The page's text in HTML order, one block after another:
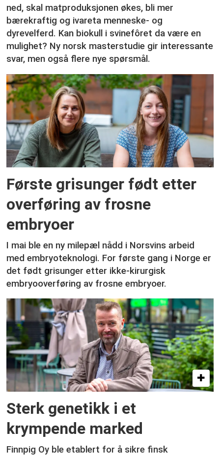
ned, skal matproduksjonen økes, bli mer
bærekraftig og ivareta menneske- og
dyrevelferd. Kan biokull i svinefôret da være en
mulighet? Ny norsk masterstudie gir interessante
svar, men også flere nye spørsmål.
Første grisunger født etter
overføring av frosne
embryoer
I mai ble en ny milepæl nådd i Norsvins arbeid
med embryoteknologi. For første gang i Norge er
det født grisunger etter ikke-kirurgisk
embryooverføring av frosne embryoer.
Sterk genetikk i et
krympende marked
Finnpig Oy ble etablert for å sikre finsk